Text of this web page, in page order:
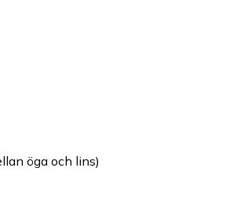
öga och lins)